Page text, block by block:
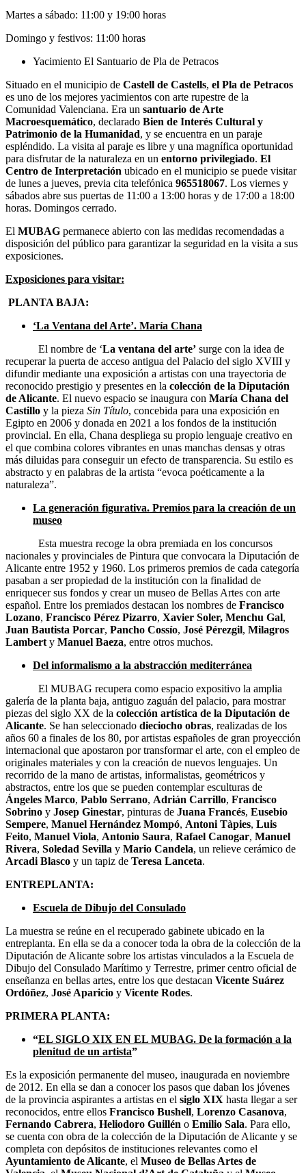
Martes a sábado: 11:00 y 19:00 horas
Domingo y festivos: 11:00 horas
Yacimiento El Santuario de Pla de Petracos
Situado en el municipio de Castell de Castells, el Pla de Petracos
es uno de los mejores yacimientos con arte rupestre de la
Comunidad Valenciana. Era un santuario de Arte
Macroesquemático, declarado Bien de Interés Cultural y
Patrimonio de la Humanidad, y se encuentra en un paraje
espléndido. La visita al paraje es libre y una magnífica oportunidad
para disfrutar de la naturaleza en un entorno privilegiado. El
Centro de Interpretación ubicado en el municipio se puede visitar
de lunes a jueves, previa cita telefónica 965518067. Los viernes y
sábados abre sus puertas de 11:00 a 13:00 horas y de 17:00 a 18:00
horas. Domingos cerrado.
El MUBAG permanece abierto con las medidas recomendadas a
disposición del público para garantizar la seguridad en la visita a sus
exposiciones.
Exposiciones para visitar:
PLANTA BAJA:
‘La Ventana del Arte’. María Chana
El nombre de ‘La ventana del arte’ surge con la idea de
recuperar la puerta de acceso antigua del Palacio del siglo XVIII y
difundir mediante una exposición a artistas con una trayectoria de
reconocido prestigio y presentes en la colección de la Diputación
de Alicante. El nuevo espacio se inaugura con María Chana del
Castillo y la pieza Sin Título, concebida para una exposición en
Egipto en 2006 y donada en 2021 a los fondos de la institución
provincial. En ella, Chana despliega su propio lenguaje creativo en
el que combina colores vibrantes en unas manchas densas y otras
más diluidas para conseguir un efecto de transparencia. Su estilo es
abstracto y en palabras de la artista “evoca poéticamente a la
naturaleza”.
La generación figurativa. Premios para la creación de un
museo
Esta muestra recoge la obra premiada en los concursos
nacionales y provinciales de Pintura que convocara la Diputación de
Alicante entre 1952 y 1960. Los primeros premios de cada categoría
pasaban a ser propiedad de la institución con la finalidad de
enriquecer sus fondos y crear un museo de Bellas Artes con arte
español. Entre los premiados destacan los nombres de Francisco
Lozano, Francisco Pérez Pizarro, Xavier Soler, Menchu Gal,
Juan Bautista Porcar, Pancho Cossío, José Pérezgil, Milagros
Lambert y Manuel Baeza, entre otros muchos.
Del informalismo a la abstracción mediterránea
El MUBAG recupera como espacio expositivo la amplia
galería de la planta baja, antiguo zaguán del palacio, para mostrar
piezas del siglo XX de la colección artística de la Diputación de
Alicante. Se han seleccionado dieciocho obras, realizadas de los
años 60 a finales de los 80, por artistas españoles de gran proyección
internacional que apostaron por transformar el arte, con el empleo de
originales materiales y con la creación de nuevos lenguajes. Un
recorrido de la mano de artistas, informalistas, geométricos y
abstractos, entre los que se pueden contemplar esculturas de
Ángeles Marco, Pablo Serrano, Adrián Carrillo, Francisco
Sobrino y Josep Ginestar, pinturas de Juana Francés, Eusebio
Sempere, Manuel Hernández Mompó, Antoni Tàpies, Luis
Feito, Manuel Viola, Antonio Saura, Rafael Canogar, Manuel
Rivera, Soledad Sevilla y Mario Candela, un relieve cerámico de
Arcadi Blasco y un tapiz de Teresa Lanceta.
ENTREPLANTA:
Escuela de Dibujo del Consulado
La muestra se reúne en el recuperado gabinete ubicado en la
entreplanta. En ella se da a conocer toda la obra de la colección de la
Diputación de Alicante sobre los artistas vinculados a la Escuela de
Dibujo del Consulado Marítimo y Terrestre, primer centro oficial de
enseñanza en bellas artes, entre los que destacan Vicente Suárez
Ordóñez, José Aparicio y Vicente Rodes.
PRIMERA PLANTA:
“EL SIGLO XIX EN EL MUBAG. De la formación a la
plenitud de un artista”
Es la exposición permanente del museo, inaugurada en noviembre
de 2012. En ella se dan a conocer los pasos que daban los jóvenes
de la provincia aspirantes a artistas en el siglo XIX hasta llegar a ser
reconocidos, entre ellos Francisco Bushell, Lorenzo Casanova,
Fernando Cabrera, Heliodoro Guillén o Emilio Sala. Para ello,
se cuenta con obra de la colección de la Diputación de Alicante y se
completa con depósitos de instituciones relevantes como el
Ayuntamiento de Alicante, el Museo de Bellas Artes de